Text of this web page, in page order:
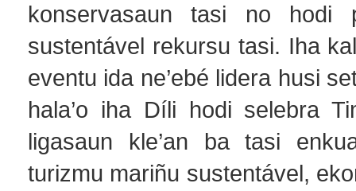
konservasaun tasi no hodi
sustentável rekursu tasi. Iha
eventu ida ne’ebé lidera husi
hala’o iha Díli hodi selebra
ligasaun kle’an ba tasi
turizmu mariñu sustentável,